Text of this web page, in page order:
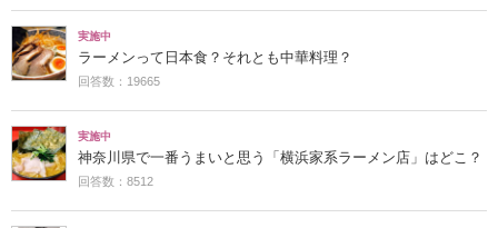
実施中
ラーメンって日本食？それとも中華料理？
回答数：19665
実施中
神奈川県で一番うまいと思う「横浜家系ラーメン店」はどこ？
回答数：8512